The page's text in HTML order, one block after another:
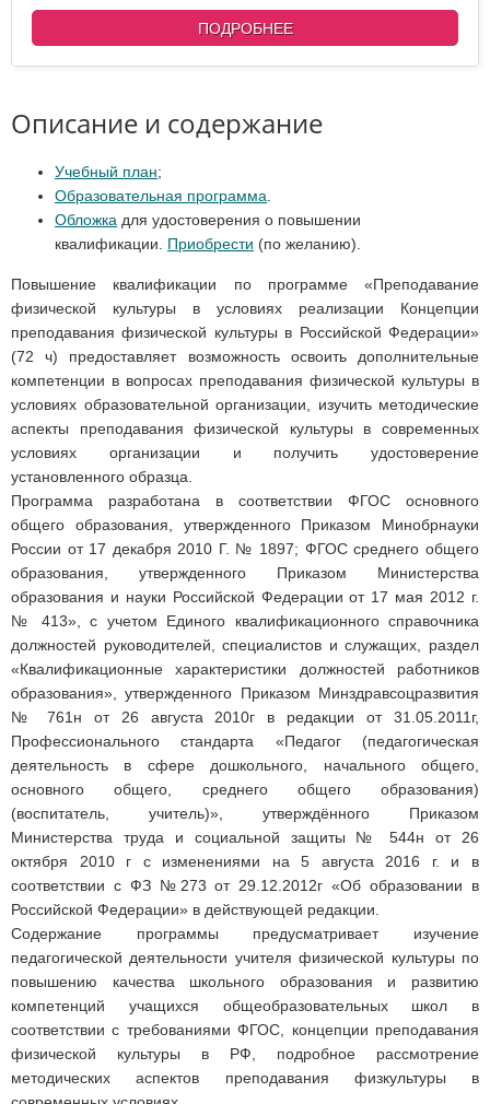
ПОДРОБНЕЕ
Описание и содержание
Учебный план;
Образовательная программа.
Обложка для удостоверения о повышении
квалификации. Приобрести (по желанию).
Повышение квалификации по программе «Преподавание
физической культуры в условиях реализации Концепции
преподавания физической культуры в Российской Федерации»
(72 ч) предоставляет возможность освоить дополнительные
компетенции в вопросах преподавания физической культуры в
условиях образовательной организации, изучить методические
аспекты преподавания физической культуры в современных
условиях организации и получить удостоверение
установленного образца.
Программа разработана в соответствии ФГОС основного
общего образования, утвержденного Приказом Минобрнауки
России от 17 декабря 2010 Г. № 1897; ФГОС среднего общего
образования, утвержденного Приказом Министерства
образования и науки Российской Федерации от 17 мая 2012 г.
№ 413», с учетом Единого квалификационного справочника
должностей руководителей, специалистов и служащих, раздел
«Квалификационные характеристики должностей работников
образования», утвержденного Приказом Минздравсоцразвития
№ 761н от 26 августа 2010г в редакции от 31.05.2011г,
Профессионального стандарта «Педагог (педагогическая
деятельность в сфере дошкольного, начального общего,
основного общего, среднего общего образования)
(воспитатель, учитель)», утверждённого Приказом
Министерства труда и социальной защиты № 544н от 26
октября 2010 г с изменениями на 5 августа 2016 г. и в
соответствии с ФЗ №273 от 29.12.2012г «Об образовании в
Российской Федерации» в действующей редакции.
Содержание программы предусматривает изучение
педагогической деятельности учителя физической культуры по
повышению качества школьного образования и развитию
компетенций учащихся общеобразовательных школ в
соответствии с требованиями ФГОС, концепции преподавания
физической культуры в РФ, подробное рассмотрение
методических аспектов преподавания физкультуры в